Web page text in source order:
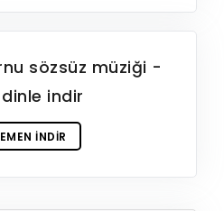
sözsüz müziği -
indir
İNDIR